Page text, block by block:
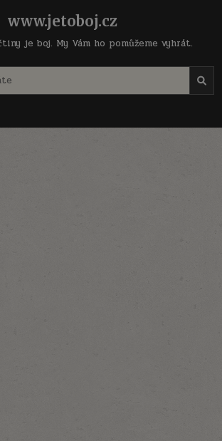
www.jetoboj.cz
je boj. My Vám ho pomůžeme vyhrát.